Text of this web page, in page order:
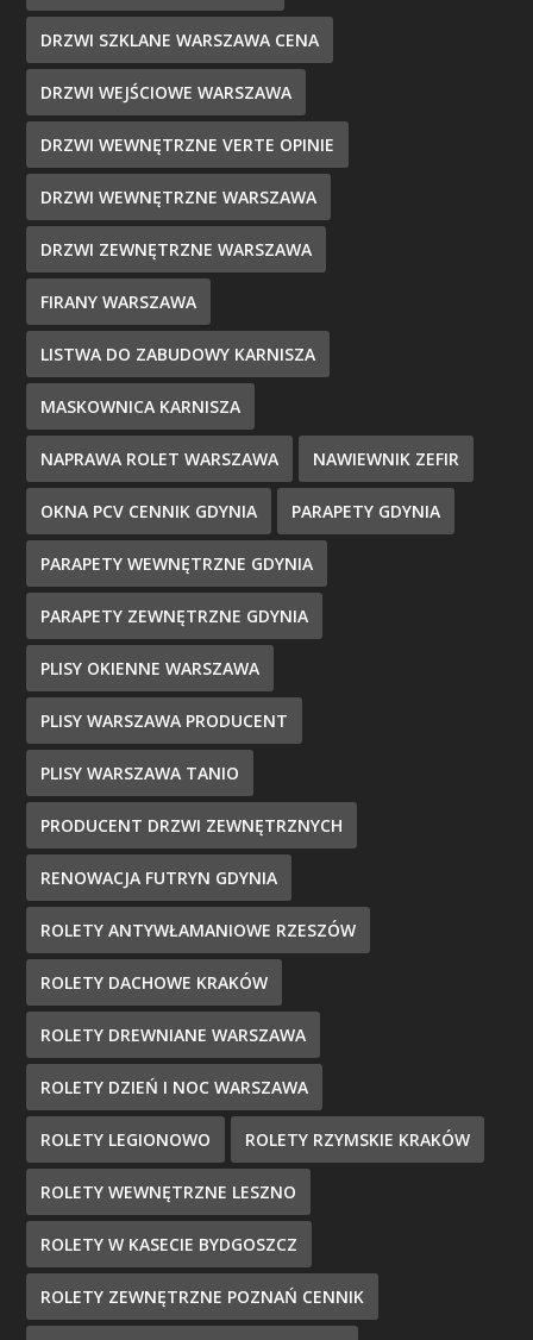
DRZWI SZKLANE WARSZAWA CENA
DRZWI WEJŚCIOWE WARSZAWA
DRZWI WEWNĘTRZNE VERTE OPINIE
DRZWI WEWNĘTRZNE WARSZAWA
DRZWI ZEWNĘTRZNE WARSZAWA
FIRANY WARSZAWA
LISTWA DO ZABUDOWY KARNISZA
MASKOWNICA KARNISZA
NAPRAWA ROLET WARSZAWA NAWIEWNIK ZEFIR
OKNA PCV CENNIK GDYNIA PARAPETY GDYNIA
PARAPETY WEWNĘTRZNE GDYNIA
PARAPETY ZEWNĘTRZNE GDYNIA
PLISY OKIENNE WARSZAWA
PLISY WARSZAWA PRODUCENT
PLISY WARSZAWA TANIO
PRODUCENT DRZWI ZEWNĘTRZNYCH
RENOWACJA FUTRYN GDYNIA
ROLETY ANTYWŁAMANIOWE RZESZÓW
ROLETY DACHOWE KRAKÓW
ROLETY DREWNIANE WARSZAWA
ROLETY DZIEŃ I NOC WARSZAWA
ROLETY LEGIONOWO ROLETY RZYMSKIE KRAKÓW
ROLETY WEWNĘTRZNE LESZNO
ROLETY W KASECIE BYDGOSZCZ
ROLETY ZEWNĘTRZNE POZNAŃ CENNIK